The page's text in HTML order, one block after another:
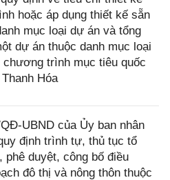
hoặc áp dụng thiết kế sẵn
mục loại dự án và tổng
dự án thuộc danh mục loại
trình mục tiêu quốc
Hóa
UBND của Ủy ban nhân
định trình tự, thủ tục tổ
phê duyệt, công bố điều
đô thị và nông thôn thuộc